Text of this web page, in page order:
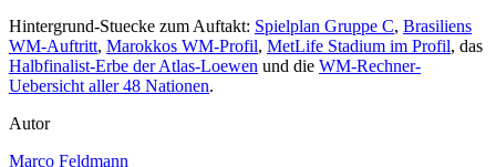
Hintergrund-Stuecke zum Auftakt: Spielplan Gruppe C, Brasiliens
WM-Auftritt, Marokkos WM-Profil, MetLife Stadium im Profil, das
Halbfinalist-Erbe der Atlas-Loewen und die WM-Rechner-
Uebersicht aller 48 Nationen.
Autor
Marco Feldmann